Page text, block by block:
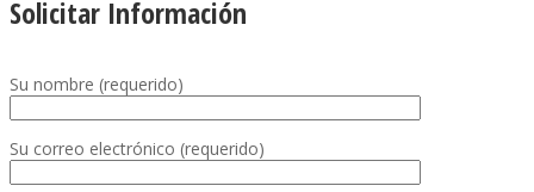
Solicitar Información
Su nombre (requerido)
Su correo electrónico (requerido)